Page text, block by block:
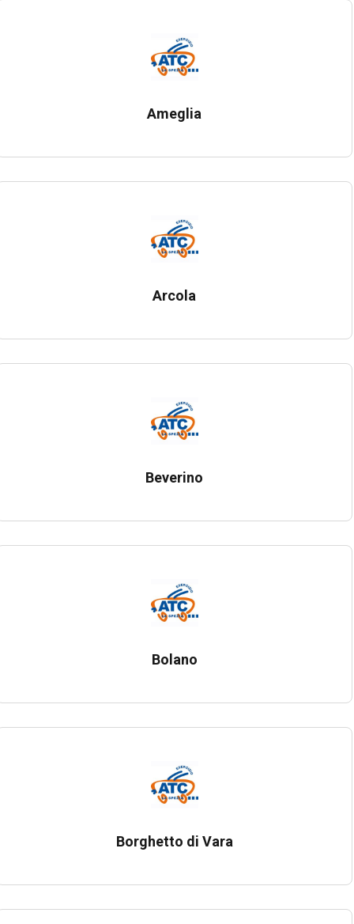
Ameglia
Arcola
Beverino
Bolano
Borghetto di Vara